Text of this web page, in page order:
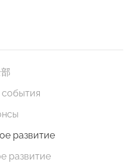
события
развитие
развитие